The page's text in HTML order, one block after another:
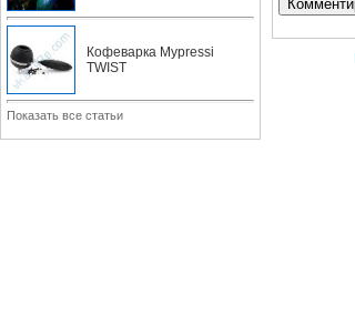
Кофеварка Mypressi
TWIST
Показать все статьи